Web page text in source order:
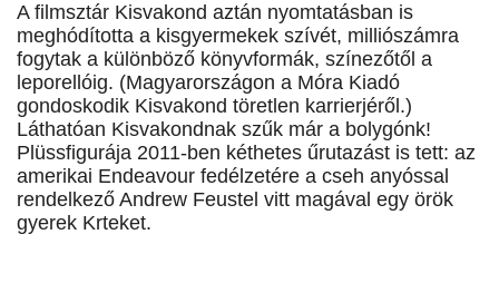
A filmsztár Kisvakond aztán nyomtatásban is
meghódította a kisgyermekek szívét, milliószámra
fogytak a különböző könyvformák, színezőtől a
leporellóig. (Magyarországon a Móra Kiadó
gondoskodik Kisvakond töretlen karrierjéről.)
Láthatóan Kisvakondnak szűk már a bolygónk!
Plüssfigurája 2011-ben kéthetes űrutazást is tett: az
amerikai Endeavour fedélzetére a cseh anyóssal
rendelkező Andrew Feustel vitt magával egy örök
gyerek Krteket.